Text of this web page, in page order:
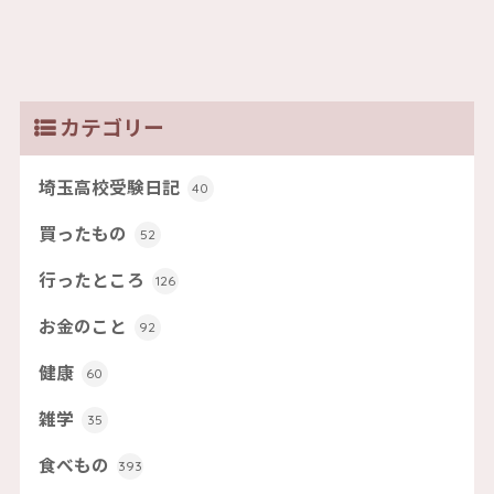
カテゴリー
埼玉高校受験日記 40
買ったもの 52
行ったところ 126
お金のこと 92
健康 60
雑学 35
食べもの 393